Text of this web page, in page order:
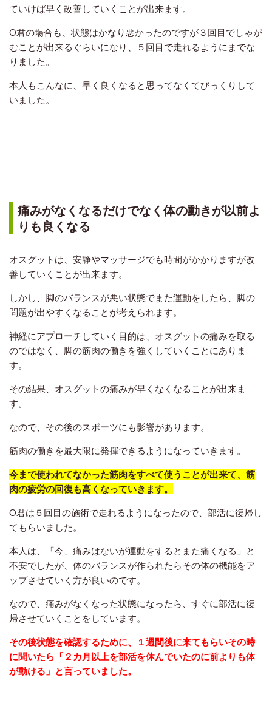
ていけば早く改善していくことが出来ます。
O君の場合も、状態はかなり悪かったのですが３回目でしゃが
むことが出来るぐらいになり、５回目で走れるようにまでな
りました。
本人もこんなに、早く良くなると思ってなくてびっくりして
いました。
痛みがなくなるだけでなく体の動きが以前よ
りも良くなる
オスグットは、安静やマッサージでも時間がかかりますが改
善していくことが出来ます。
しかし、脚のバランスが悪い状態でまた運動をしたら、脚の
問題が出やすくなることが考えられます。
神経にアプローチしていく目的は、オスグットの痛みを取る
のではなく、脚の筋肉の働きを強くしていくことにありま
す。
その結果、オスグットの痛みが早くなくなることが出来ま
す。
なので 、その後のスポーツにも影響があります。
筋肉の働きを最大限に発揮できるようになっていきます。
今まで使われてなかった筋肉をすべて使うことが出来て、筋
肉の疲労の回復も高くなっていきます。
O君は５回目の施術で走れるようになったので、部活に復帰し
てもらいました。
本人は、「今、痛みはないが運動をするとまた痛くなる」と
不安でしたが、体のバランスが作られたらその体の機能をア
ップさせていく方が良いのです。
なので、痛みがなくなった状態になったら、すぐに部活に復
帰させていくことをしています。
その後状態を確認するために、１週間後に来てもらいその時
に聞いたら「２カ月以上を部活を休んでいたのに前よりも体
が動ける」と言っていました。